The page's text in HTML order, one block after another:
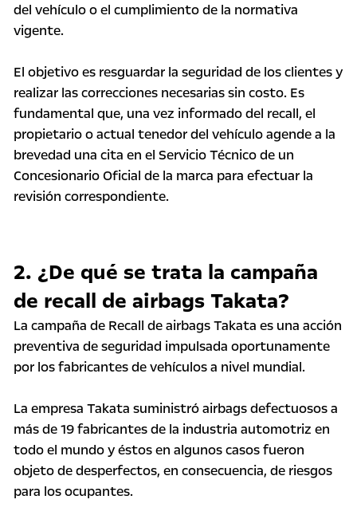
del vehículo o el cumplimiento de la normativa
vigente.
El objetivo es resguardar la seguridad de los clientes y
realizar las correcciones necesarias sin costo. Es
fundamental que, una vez informado del recall, el
propietario o actual tenedor del vehículo agende a la
brevedad una cita en el Servicio Técnico de un
Concesionario Oficial de la marca para efectuar la
revisión correspondiente.
2. ¿De qué se trata la campaña
de recall de airbags Takata?
La campaña de Recall de airbags Takata es una acción
preventiva de seguridad impulsada oportunamente
por los fabricantes de vehículos a nivel mundial.
La empresa Takata suministró airbags defectuosos a
más de 19 fabricantes de la industria automotriz en
todo el mundo y éstos en algunos casos fueron
objeto de desperfectos, en consecuencia, de riesgos
para los ocupantes.